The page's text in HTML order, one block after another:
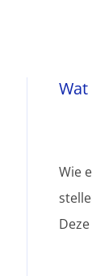
Wie